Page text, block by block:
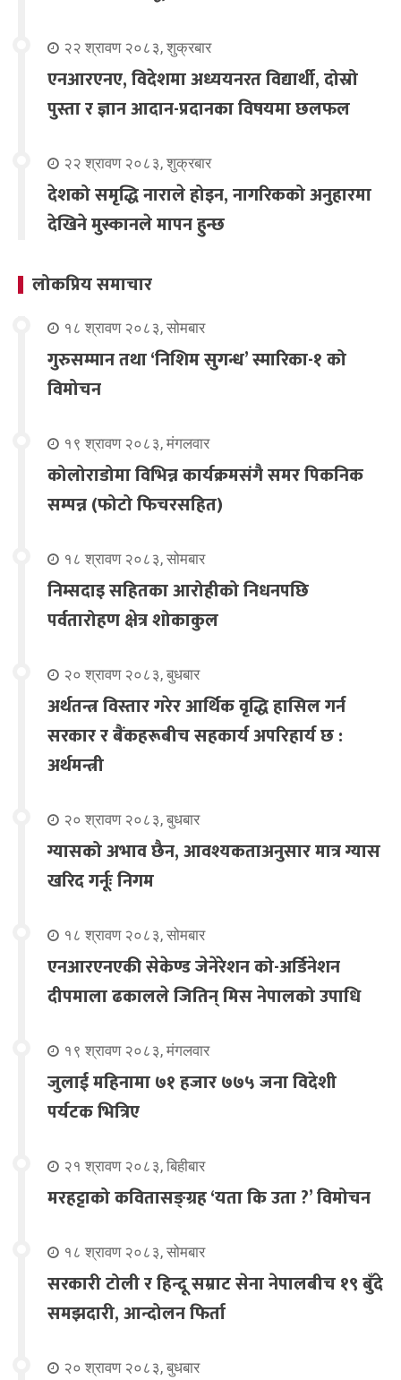
२२ श्रावण २०८३, शुक्रबार
एनआरएनए, विदेशमा अध्ययनरत विद्यार्थी, दोस्रो
पुस्ता र ज्ञान आदान-प्रदानका विषयमा छलफल
२२ श्रावण २०८३, शुक्रबार
देशको समृद्धि नाराले होइन, नागरिकको अनुहारमा
देखिने मुस्कानले मापन हुन्छ
लोकप्रिय समाचार
१८ श्रावण २०८३, सोमबार
गुरुसम्मान तथा ‘निशिम सुगन्ध’ स्मारिका-१ को
विमोचन
१९ श्रावण २०८३, मंगलवार
कोलोराडोमा विभिन्न कार्यक्रमसंगै समर पिकनिक
सम्पन्न (फोटो फिचरसहित)
१८ श्रावण २०८३, सोमबार
निम्सदाइ सहितका आरोहीको निधनपछि
पर्वतारोहण क्षेत्र शोकाकुल
२० श्रावण २०८३, बुधबार
अर्थतन्त्र विस्तार गरेर आर्थिक वृद्धि हासिल गर्न
सरकार र बैंकहरूबीच सहकार्य अपरिहार्य छ :
अर्थमन्त्री
२० श्रावण २०८३, बुधबार
ग्यासको अभाव छैन, आवश्यकताअनुसार मात्र ग्यास
खरिद गर्नूः निगम
१८ श्रावण २०८३, सोमबार
एनआरएनएकी सेकेण्ड जेनेरेशन को-अर्डिनेशन
दीपमाला ढकालले जितिन् मिस नेपालको उपाधि
१९ श्रावण २०८३, मंगलवार
जुलाई महिनामा ७१ हजार ७७५ जना विदेशी
पर्यटक भित्रिए
२१ श्रावण २०८३, बिहीबार
मरहट्टाको कवितासङ्ग्रह ‘यता कि उता ?’ विमोचन
१८ श्रावण २०८३, सोमबार
सरकारी टोली र हिन्दू सम्राट सेना नेपालबीच १९ बुँदे
समझदारी, आन्दोलन फिर्ता
२० श्रावण २०८३, बुधबार